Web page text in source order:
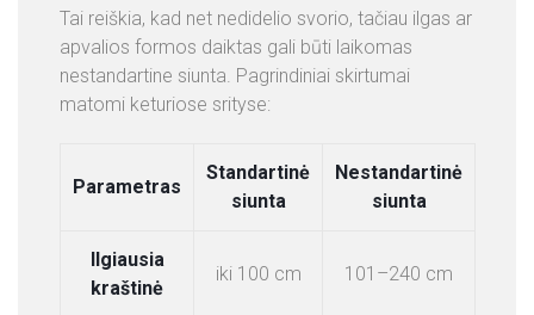
Tai reiškia, kad net nedidelio svorio, tačiau ilgas ar
apvalios formos daiktas gali būti laikomas
nestandartine siunta. Pagrindiniai skirtumai
matomi keturiose srityse:
Parametras
Standartinė
siunta
Nestandartinė
siunta
Ilgiausia
kraštinė
iki 100 cm 101–240 cm